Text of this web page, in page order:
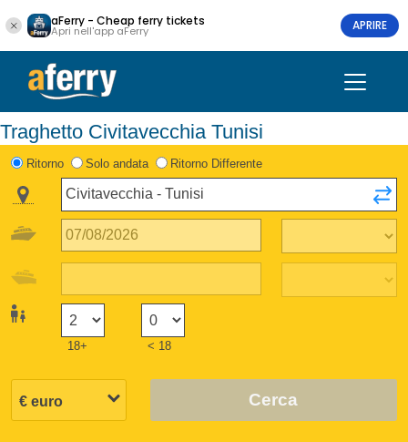
aFerry - Cheap ferry tickets
Apri nell'app aFerry APRIRE
Traghetto Civitavecchia Tunisi
Ritorno Solo andata Ritorno Differente
18+ < 18
Cerca